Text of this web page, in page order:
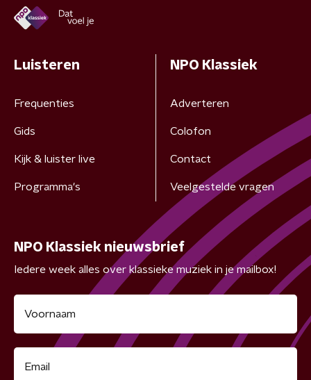
Luisteren
Frequenties
Gids
Kijk & luister live
Programma's
NPO Klassiek
Adverteren
Colofon
Contact
Veelgestelde vragen
NPO Klassiek nieuwsbrief
Iedere week alles over klassieke muziek in je mailbox!